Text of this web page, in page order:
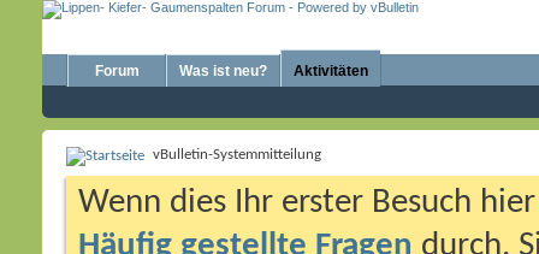
Forum Was ist neu? Aktivitäten
vBulletin-Systemmitteilung
Wenn dies Ihr erster Besuch
Häufig gestellte Fragen durch.